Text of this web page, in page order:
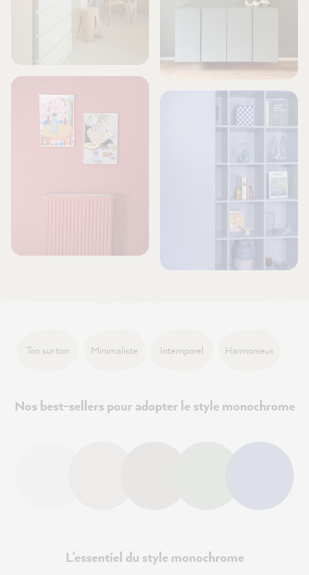
Ton sur ton Minimaliste Intemporel Harmonieux
Nos best-sellers pour adopter le style monochrome
L'essentiel du style monochrome